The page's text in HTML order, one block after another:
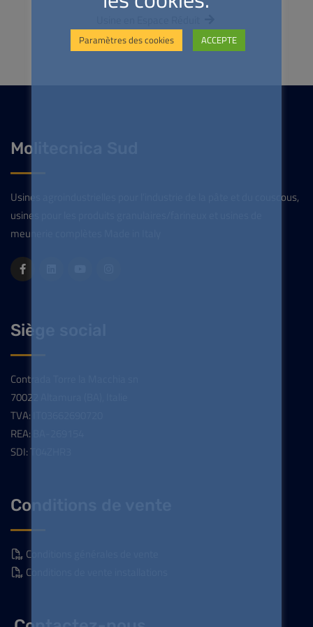
Molitecnica Sud
Usines agroindustrielles pour l’industrie de la pâte et du couscous,
usines pour les produits granulaires/farineux et usines de
meunerie complètes Made in Italy
Siège social
Contrada Torre la Macchia sn
70022 Altamura (BA), Italie
TVA: IT03662690720
REA: BA-269154
SDI: T04ZHR3
Conditions de vente
Conditions générales de vente
Conditions de vente installations
Paramètres des cookies ACCEPTE